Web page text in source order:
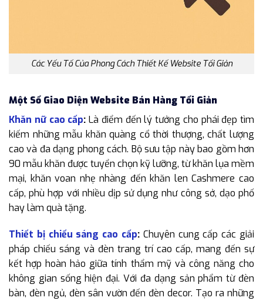
Các Yếu Tố Của Phong Cách Thiết Kế Website Tối Giản
Một Số Giao Diện Website Bán Hàng Tối Giản
Khăn nữ cao cấp: Là điểm đến lý tưởng cho phái đẹp tìm
kiếm những mẫu khăn quàng cổ thời thượng, chất lượng
cao và đa dạng phong cách. Bộ sưu tập này bao gồm hơn
90 mẫu khăn được tuyển chọn kỹ lưỡng, từ khăn lụa mềm
mại, khăn voan nhẹ nhàng đến khăn len Cashmere cao
cấp, phù hợp với nhiều dịp sử dụng như công sở, dạo phố
hay làm quà tặng.
Thiết bị chiếu sáng cao cấp: Chuyên cung cấp các giải
pháp chiếu sáng và đèn trang trí cao cấp, mang đến sự
kết hợp hoàn hảo giữa tính thẩm mỹ và công năng cho
không gian sống hiện đại. Với đa dạng sản phẩm từ đèn
bàn, đèn ngủ, đèn sân vườn đến đèn decor. Tạo ra những